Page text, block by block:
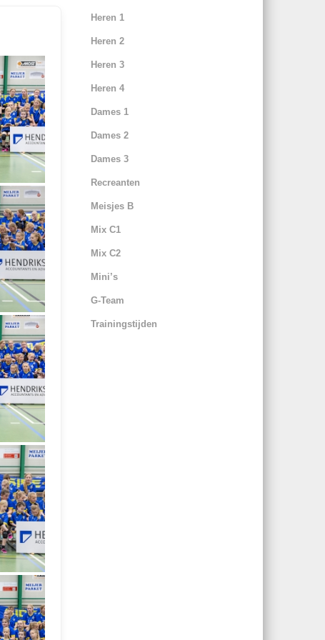
Heren 1
Heren 2
Heren 3
Heren 4
Dames 1
Dames 2
Dames 3
Recreanten
Meisjes B
Mix C1
Mix C2
Mini’s
G-Team
Trainingstijden